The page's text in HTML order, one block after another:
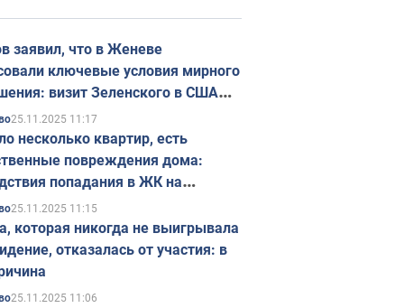
заявил, что в Женеве
ключевые условия мирного
визит Зеленского в США
в ноябре
25.11.2025 11:17
несколько квартир, есть
повреждения дома:
попадания в ЖК на
в Киеве. Фото
25.11.2025 11:15
которая никогда не выигрывала
отказалась от участия: в
25.11.2025 11:06